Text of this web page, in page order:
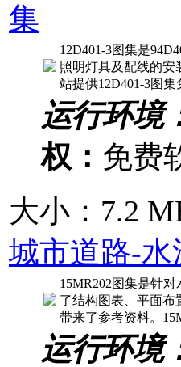
集
12D401-3图集是
照明灯具及配线的安
站提供12D401-3图
运行环境
权： 免费
大小：7.2
城市道路-
15MR202图集是针
了结构图表、平面布
带来了参考资料。
运行环境